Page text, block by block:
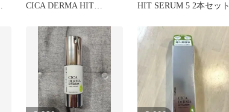
CICA DERMA HIT
HIT SERUM 5 2本セット